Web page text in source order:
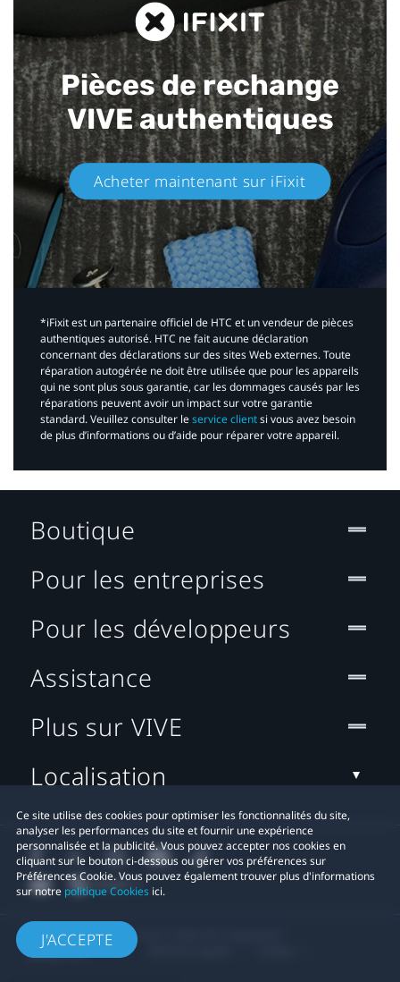
Pièces de rechange
VIVE authentiques​
Acheter maintenant sur iFixit​
*iFixit est un partenaire officiel de HTC et un vendeur de pièces
authentiques autorisé. HTC ne fait aucune déclaration
concernant des déclarations sur des sites Web externes. Toute
réparation autogérée ne doit être utilisée que pour les appareils
qui ne sont plus sous garantie, car les dommages causés par les
réparations peuvent avoir un impact sur votre garantie
standard. Veuillez consulter leservice clientsi vous avez besoin
de plus d’informations ou d’aide pour réparer votre appareil.​
Ce site utilise des cookies pour optimiser les fonctionnalités du site,
analyser les performances du site et fournir une expérience
personnalisée et la publicité. Vous pouvez accepter nos cookies en
cliquant sur le bouton ci-dessous ou gérer vos préférences sur
Préférences Cookie. Vous pouvez également trouver plus d'informations
sur notre politique Cookies ici.
J'ACCEPTE
Boutique
Pour les entreprises
Pour les développeurs
Assistance
Plus sur VIVE
Localisation
© 2011-2026 HTC Corporation